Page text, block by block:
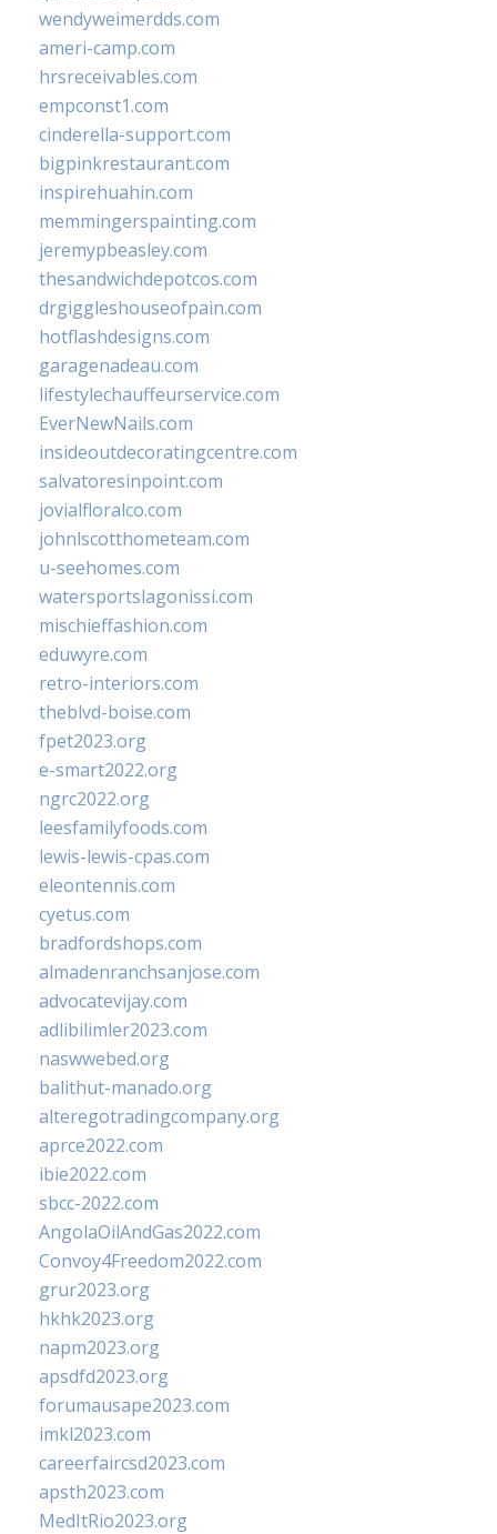
wendyweimerdds.com
ameri-camp.com
hrsreceivables.com
empconst1.com
cinderella-support.com
bigpinkrestaurant.com
inspirehuahin.com
memmingerspainting.com
jeremypbeasley.com
thesandwichdepotcos.com
drgiggleshouseofpain.com
hotflashdesigns.com
garagenadeau.com
lifestylechauffeurservice.com
EverNewNails.com
insideoutdecoratingcentre.com
salvatoresinpoint.com
jovialfloralco.com
johnlscotthometeam.com
u-seehomes.com
watersportslagonissi.com
mischieffashion.com
eduwyre.com
retro-interiors.com
theblvd-boise.com
fpet2023.org
e-smart2022.org
ngrc2022.org
leesfamilyfoods.com
lewis-lewis-cpas.com
eleontennis.com
cyetus.com
bradfordshops.com
almadenranchsanjose.com
advocatevijay.com
adlibilimler2023.com
naswwebed.org
balithut-manado.org
alteregotradingcompany.org
aprce2022.com
ibie2022.com
sbcc-2022.com
AngolaOilAndGas2022.com
Convoy4Freedom2022.com
grur2023.org
hkhk2023.org
napm2023.org
apsdfd2023.org
forumausape2023.com
imkl2023.com
careerfaircsd2023.com
apsth2023.com
MedItRio2023.org